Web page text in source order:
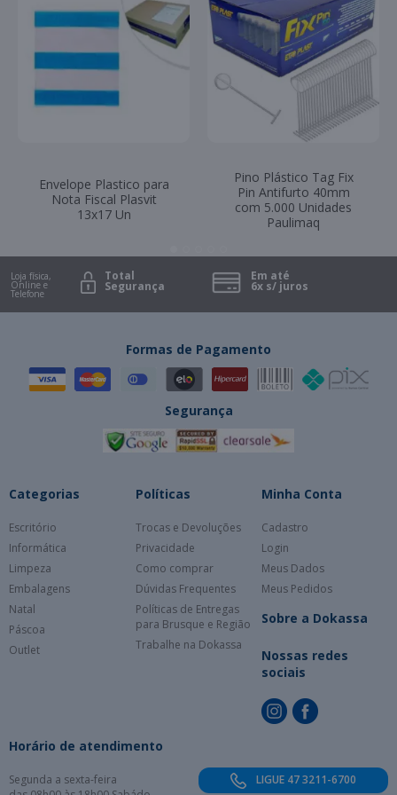
Envelope Plastico para
Nota Fiscal Plasvit
13x17 Un
Pino Plástico Tag Fix
Pin Antifurto 40mm
com 5.000 Unidades
Paulimaq
Loja física,
Online e
Telefone
Total
Segurança
Em até
6x s/ juros
Formas de Pagamento
Segurança
Categorias
Escritório
Informática
Limpeza
Embalagens
Natal
Páscoa
Outlet
Políticas
Trocas e Devoluções
Privacidade
Como comprar
Dúvidas Frequentes
Políticas de Entregas
para Brusque e Região
Trabalhe na Dokassa
Minha Conta
Cadastro
Login
Meus Dados
Meus Pedidos
Sobre a Dokassa
Nossas redes
sociais
Horário de atendimento
Segunda a sexta-feira
LIGUE 47 3211-6700